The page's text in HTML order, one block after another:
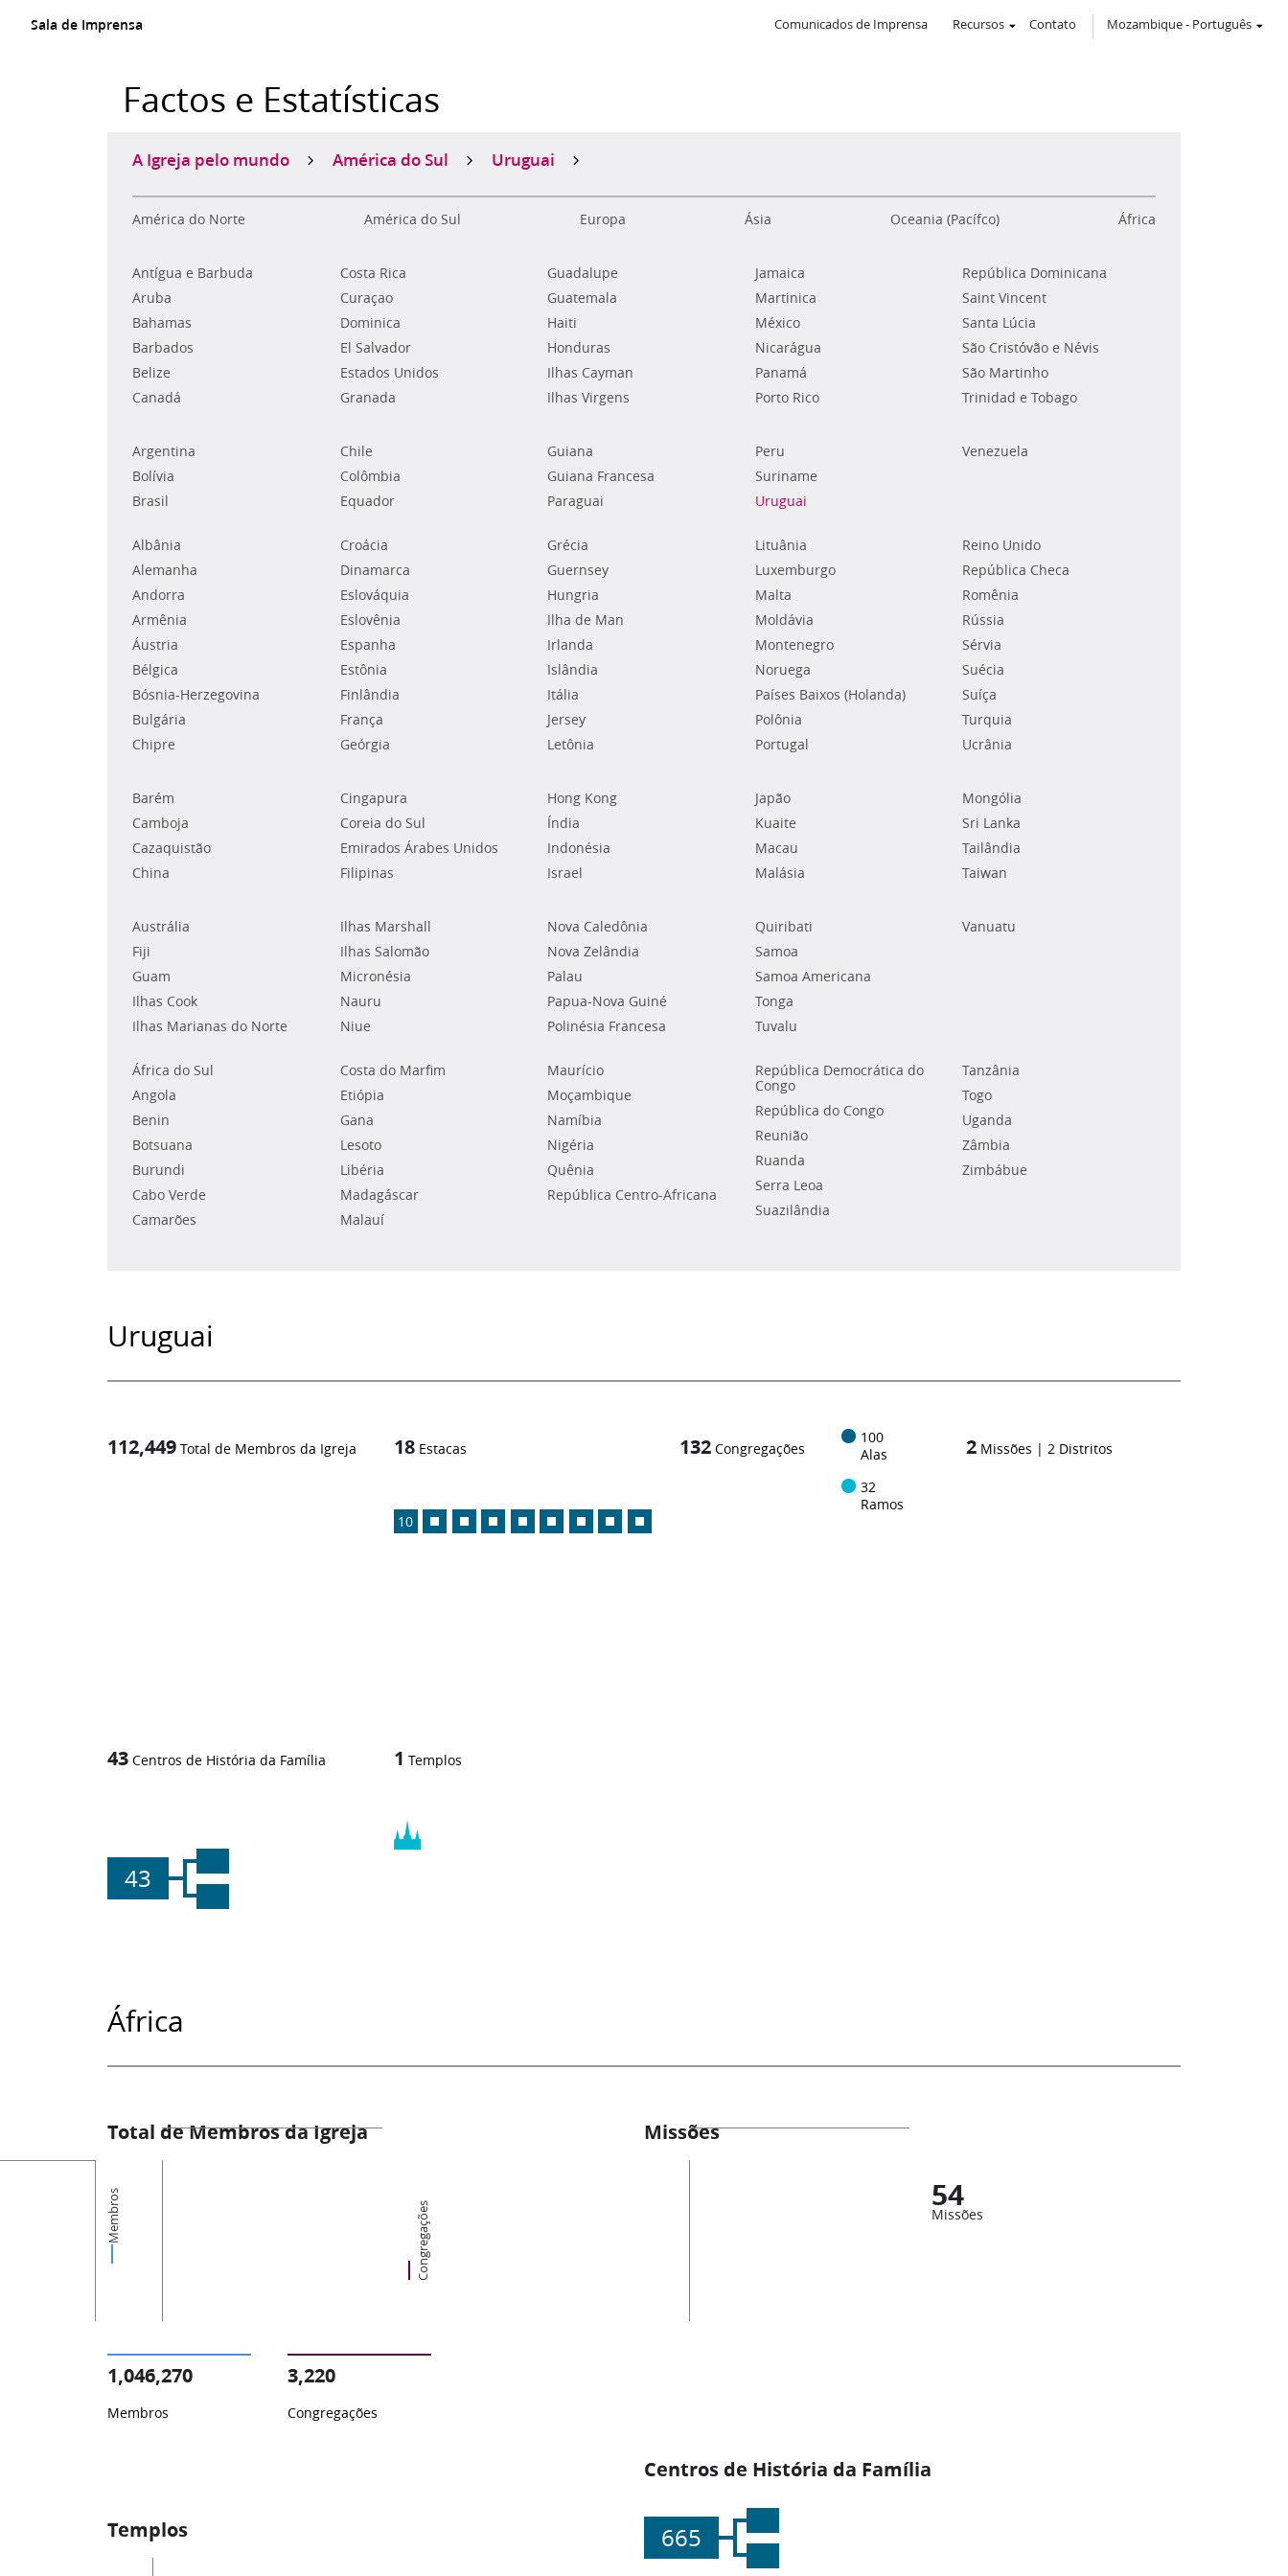
Sala de Imprensa Comunicados de Imprensa Recursos Contato Mozambique- Português
Factos e Estatísticas
A Igreja pelo mundo América do Sul Uruguai
América do Norte América do Sul Europa Ásia Oceania (Pacífco) África
Antígua e Barbuda
Aruba
Bahamas
Barbados
Belize
Canadá
Costa Rica
Curaçao
Dominica
El Salvador
Estados Unidos
Granada
Guadalupe
Guatemala
Haiti
Honduras
Ilhas Cayman
Ilhas Virgens
Jamaica
Martinica
México
Nicarágua
Panamá
Porto Rico
República Dominicana
Saint Vincent
Santa Lúcia
São Cristóvão e Névis
São Martinho
Trinidad e Tobago
Argentina
Bolívia
Brasil
Chile
Colômbia
Equador
Guiana
Guiana Francesa
Paraguai
Peru
Suriname
Uruguai
Venezuela
Albânia
Alemanha
Andorra
Armênia
Áustria
Bélgica
Bósnia-Herzegovina
Bulgária
Chipre
Croácia
Dinamarca
Eslováquia
Eslovênia
Espanha
Estônia
Finlândia
França
Geórgia
Grécia
Guernsey
Hungria
Ilha de Man
Irlanda
Islândia
Itália
Jersey
Letônia
Lituânia
Luxemburgo
Malta
Moldávia
Montenegro
Noruega
Países Baixos (Holanda)
Polônia
Portugal
Reino Unido
República Checa
Romênia
Rússia
Sérvia
Suécia
Suíça
Turquia
Ucrânia
Barém
Camboja
Cazaquistão
China
Cingapura
Coreia do Sul
Emirados Árabes Unidos
Filipinas
Hong Kong
Índia
Indonésia
Israel
Japão
Kuaite
Macau
Malásia
Mongólia
Sri Lanka
Tailândia
Taiwan
Austrália
Fiji
Guam
Ilhas Cook
Ilhas Marianas do Norte
Ilhas Marshall
Ilhas Salomão
Micronésia
Nauru
Niue
Nova Caledônia
Nova Zelândia
Palau
Papua-Nova Guiné
Polinésia Francesa
Quiribati
Samoa
Samoa Americana
Tonga
Tuvalu
Vanuatu
África do Sul
Angola
Benin
Botsuana
Burundi
Cabo Verde
Camarões
Costa do Marfim
Etiópia
Gana
Lesoto
Libéria
Madagáscar
Malauí
Maurício
Moçambique
Namíbia
Nigéria
Quênia
República Centro-Africana
República Democrática do
Congo
República do Congo
Reunião
Ruanda
Serra Leoa
Suazilândia
Tanzânia
Togo
Uganda
Zâmbia
Zimbábue
Uruguai
112,449 Total de Membros da Igreja 18 Estacas
10
132 Congregações
100
Alas
32
Ramos
43 Centros de História da Família
43
1 Templos
2 Missões | 2 Distritos
África
Total de Membros da Igreja
Membros Congregações
1,046,270
Membros
3,220
Congregações
Missões
54
Missões
Centros de História da Família
665
Templos